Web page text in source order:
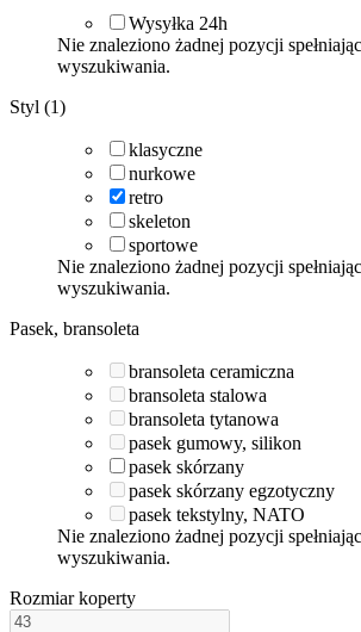
Wysyłka 24h
Nie znaleziono żadnej pozycji
wyszukiwania.
Styl (1)
klasyczne
nurkowe
retro
skeleton
sportowe
Nie znaleziono żadnej pozycji
wyszukiwania.
Pasek, bransoleta
bransoleta ceramiczna
bransoleta stalowa
bransoleta tytanowa
pasek gumowy, silikon
pasek skórzany
pasek skórzany egzotyczny
pasek tekstylny, NATO
Nie znaleziono żadnej pozycji
wyszukiwania.
Rozmiar koperty